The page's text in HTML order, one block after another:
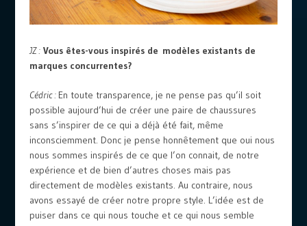
JZ :Vous êtes-vous inspirés de modèles existants de
marques concurrentes?
Cédric : En toute transparence, je ne pense pas qu’il soit
possible aujourd’hui de créer une paire de chaussures
sans s’inspirer de ce qui a déjà été fait, même
inconsciemment. Donc je pense honnêtement que oui nous
nous sommes inspirés de ce que l’on connait, de notre
expérience et de bien d’autres choses mais pas
directement de modèles existants. Au contraire, nous
avons essayé de créer notre propre style. L’idée est de
puiser dans ce qui nous touche et ce qui nous semble